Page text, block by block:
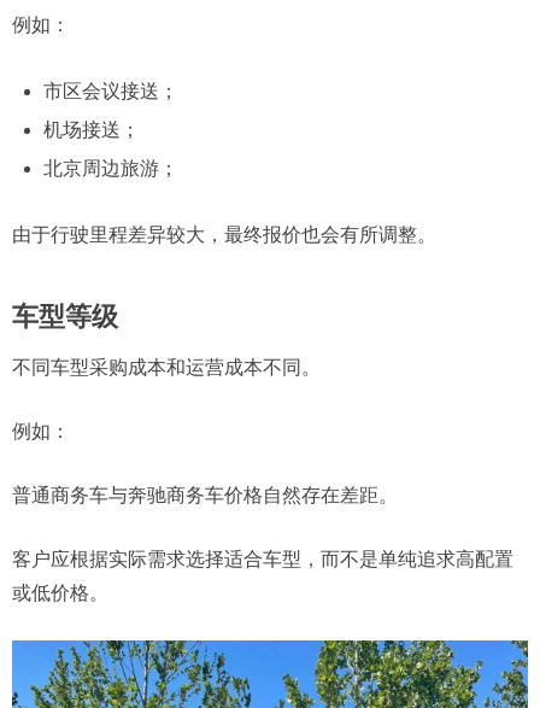
例如：
市区会议接送；
机场接送；
北京周边旅游；
由于行驶里程差异较大，最终报价也会有所调整。
车型等级
不同车型采购成本和运营成本不同。
例如：
普通商务车与奔驰商务车价格自然存在差距。
客户应根据实际需求选择适合车型，而不是单纯追求高配置
或低价格。